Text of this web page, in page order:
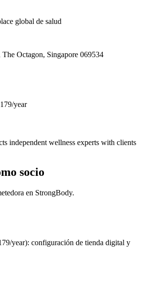
global de salud
Octagon, Singapore 069534
year
independent wellness experts with clients
socio
en StrongBody.
year): configuración de tienda digital y